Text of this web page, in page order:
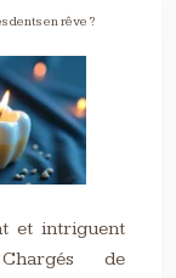
dents en rêve ?
et intriguent
de